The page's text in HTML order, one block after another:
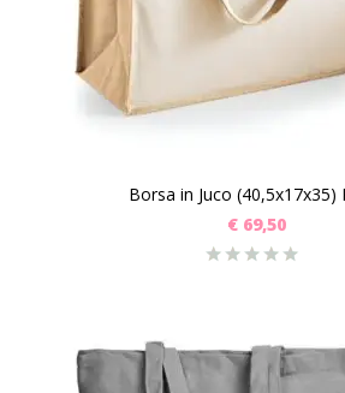
Borsa in Juco (40,5x17x35)
€ 69,50